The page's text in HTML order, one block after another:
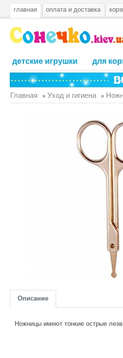
главная оплата и доставка
детские игрушки для
Главная » Уход и гигиена »
Описание
Ножницы имеют тонкие острые